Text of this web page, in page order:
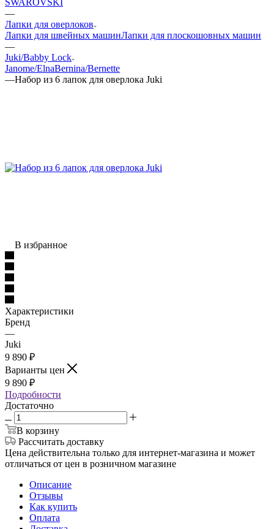
—
Лапки для оверлоков
Лапки для швейных машинЛапки для плоскошовных машин
—
Juki/Babby Lock
Janome/ElnaBernina/Bernette
—Набор из 6 лапок для оверлока Juki
В избранное
Характеристики
Бренд
—
Juki
9 890 ₽
Варианты цен
9 890 ₽
Подробности
Достаточно
В корзину
Рассчитать доставку
Цена действительна только для интернет-магазина и может
отличаться от цен в розничном магазине
Описание
Отзывы
Как купить
Оплата